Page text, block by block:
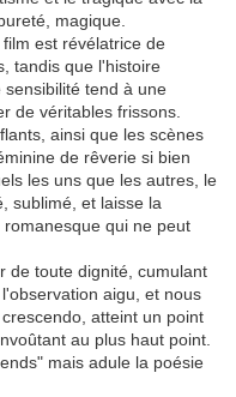
magique.
est révélatrice de
tandis que l'histoire
tend à une
de véritables frissons.
ainsi que les scènes
de rêverie si bien
les uns que les autres, le
sublimé, et laisse la
qui ne peut
de toute dignité, cumulant
aigu, et nous
atteint un point
au plus haut point.
mais adule la poésie